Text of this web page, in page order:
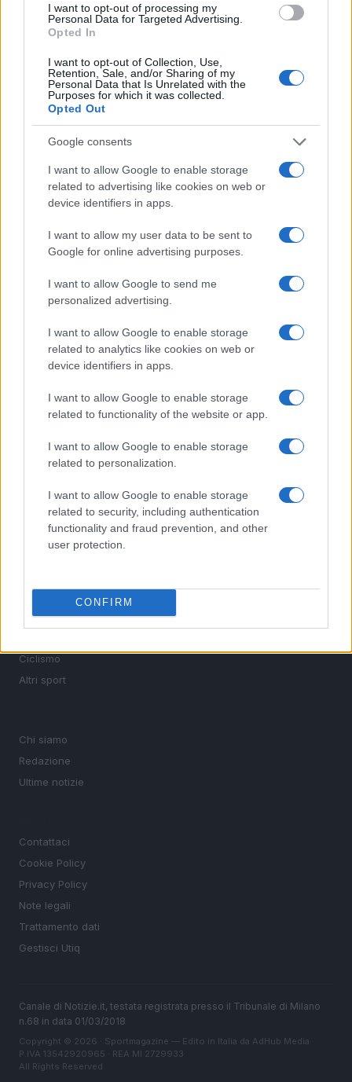
I want to opt-out of processing my
Personal Data for Targeted Advertising.
Opted In
I want to opt-out of Collection, Use,
Retention, Sale, and/or Sharing of my
Personal Data that Is Unrelated with the
Purposes for which it was collected.
Opted Out
Google consents
I want to allow Google to enable storage
related to advertising like cookies on web or
device identifiers in apps.
I want to allow my user data to be sent to
Google for online advertising purposes.
I want to allow Google to send me
personalized advertising.
I want to allow Google to enable storage
related to analytics like cookies on web or
device identifiers in apps.
I want to allow Google to enable storage
related to functionality of the website or app.
I want to allow Google to enable storage
related to personalization.
I want to allow Google to enable storage
related to security, including authentication
functionality and fraud prevention, and other
user protection.
CONFIRM
PIÙ LETTI
Audi Nuvolari: prestazioni, design e prezzo della
nuova supercar ibrida
Il film su Gilles Villeneuve arriva nelle sale: tutto
quello che c’è da sapere
milioni per il 2026
F1 2026: Sainz valuta il futuro con Williams dopo una
Formula 1 2026: tutte le tappe del campionato
mondiale di velocità
Sportmagazine: notizie, approfondimenti e classifiche su
MotoGP e Olimpiadi. Le ultime news dalle competizioni
nazionali e internazionali, gli highlight delle partite, le
interviste ai protagonisti e i risultati in tempo reale di tutte
le discipline che fanno emozionare gli appassionati di
SEZIONI
Tennis
Basket
Ciclismo
Altri sport
Chi siamo
Redazione
Ultime notizie
Contattaci
Cookie Policy
Privacy Policy
Note legali
Trattamento dati
Gestisci Utiq
Canale di Notizie.it, testata registrata presso il Tribunale di Milano
n.68 in data 01/03/2018
Copyright © 2026 · Sportmagazine — Edito in Italia da AdHub Media
P.IVA 13542920965 · REA MI 2729933
All Rights Reserved